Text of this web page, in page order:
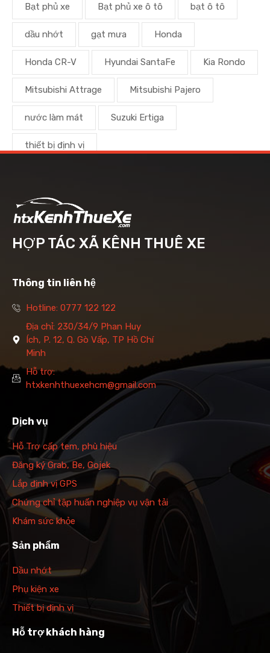
Bạt phủ xe Bạt phủ xe ô tô bạt ô tô
dầu nhớt gạt mưa Honda
Honda CR-V Hyundai SantaFe Kia Rondo
Mitsubishi Attrage Mitsubishi Pajero
nước làm mát Suzuki Ertiga
thiết bị định vị
HỢP TÁC XÃ KÊNH THUÊ XE
Thông tin liên hệ
Hotline: 0777 122 122
Địa chỉ: 230/34/9 Phan Huy
Ích, P. 12, Q. Gò Vấp, TP Hồ Chí
Minh
Hỗ trợ:
htxkenhthuexehcm@gmail.com
Dịch vụ
Hỗ Trợ cấp tem, phù hiệu
Đăng ký Grab, Be, Gojek
Lắp định vị GPS
Chứng chỉ tập huấn nghiệp vụ vận tải
Khám sức khỏe
Sản phẩm
Dầu nhớt
Phụ kiện xe
Thiết bị định vị
Hỗ trợ khách hàng